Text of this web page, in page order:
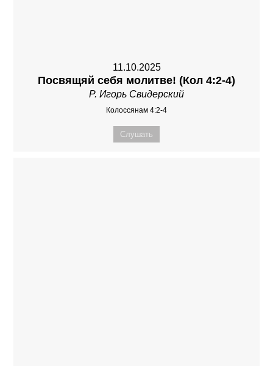
11.10.2025
Посвящяй себя молитве! (Кол 4:2-4)
Р. Игорь Свидерский
Колоссянам 4:2-4
Слушать